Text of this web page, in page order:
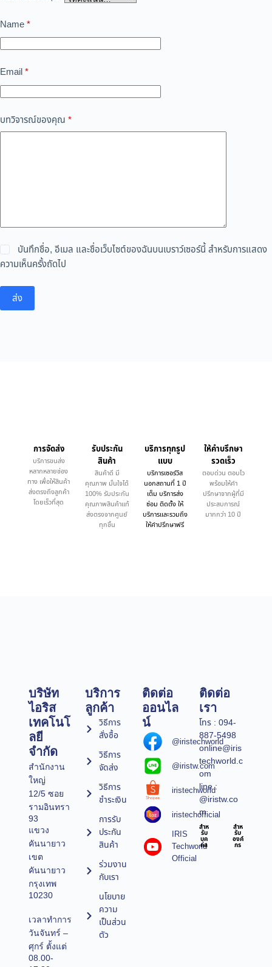
Name*
Email*
บทวิจารณ์ของคุณ *
บันทึกชื่อ, อีเมล และชื่อเว็บไซต์ของฉันบนเบราว์เซอร์นี้ สำหรับการแสดง
ความเห็นครั้งถัดไป
ส่ง
การจัดส่ง
บริการขนส่ง
หลากหลายช่อง
ทาง เพื่อให้สินค้า
ส่งตรงถึงลูกค้า
โดยเร็วที่สุด
รับประกัน
สินค้า
สินค้าดี มี
คุณภาพ มั่นใจได้
100% รับประกัน
คุณภาพสินค้าแท้
ส่งตรงจากศูนย์
ทุกชิ้น
บริการทุกรูป
แบบ
บริการเซอร์วิส
นอกสถานที่ 1 ปี
เต็ม บริการส่ง
ซ่อม ติดตั้ง ให้
บริการและรวมถึง
ให้คำปรึกษาฟรี
ให้คำบรึกษา
รวดเร็ว
ตอบด่วน ตอบไว
พร้อมให้คำ
ปรึกษาจากผู้ที่มี
ประสบการณ์
มากกว่า 10 ปี
บริษัท
ไอริส
เทคโนโ
ลยี
จำกัด
สำนักงาน
ใหญ่
12/5 ซอย
รามอินทรา
93
แขวง
คันนายาว
เขต
คันนายาว
กรุงเทพ
10230
เวลาทำการ
วันจันทร์ –
ศุกร์ ตั้งแต่
08.00-
บริการ
ลูกค้า
วิธีการ
สั่งซื้อ
วิธีการ
จัดส่ง
วิธีการ
ชำระเงิน
การรับ
ประกัน
สินค้า
ร่วมงาน
กับเรา
นโยบาย
ความ
เป็นส่วน
ตัว
ติดต่อ
ออนไล
น์
@iristechworld
@iristw.com
iristechworld
iristechofficial
IRIS
Techworld
Official
ติดต่อ
เรา
โทร : 094-
887-5498
online@iris
techworld.c
om
line :
@iristw.co
m
สำห
รับ
บุค
คล
สำห
รับ
องค์
กร